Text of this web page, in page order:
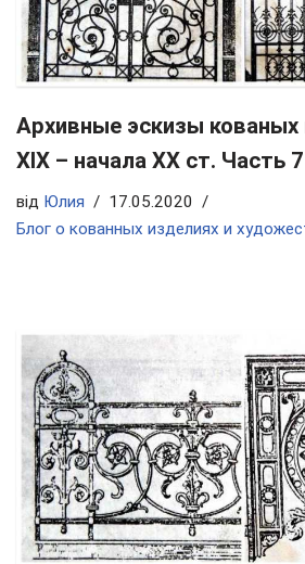
Архивные эскизы кованых
ХIX – начала ХХ ст. Часть 7
від Юлия
17.05.2020
Блог о кованных изделиях и